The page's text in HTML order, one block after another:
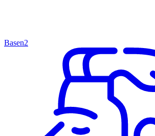
Basen2